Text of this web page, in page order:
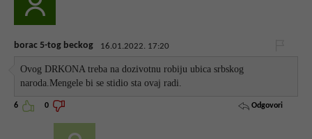
borac 5-tog beckog 16.01.2022. 17:20
Ovog DRKONA treba na dozivotnu robiju ubica srbskog
naroda.Mengele bi se stidio sta ovaj radi.
6 0 Odgovori